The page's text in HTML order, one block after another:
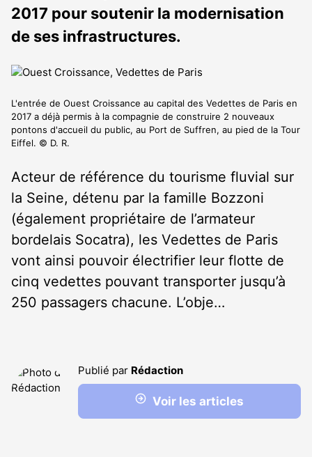
2017 pour soutenir la modernisation
de ses infrastructures.
L'entrée de Ouest Croissance au capital des Vedettes de Paris en
2017 a déjà permis à la compagnie de construire 2 nouveaux
pontons d'accueil du public, au Port de Suffren, au pied de la Tour
Eiffel. © D. R.
Acteur de référence du tourisme fluvial sur
la Seine, détenu par la famille Bozzoni
(également propriétaire de l’armateur
bordelais Socatra), les Vedettes de Paris
vont ainsi pouvoir électrifier leur flotte de
cinq vedettes pouvant transporter jusqu’à
250 passagers chacune. L’obje…
Publié par Rédaction
Voir les articles